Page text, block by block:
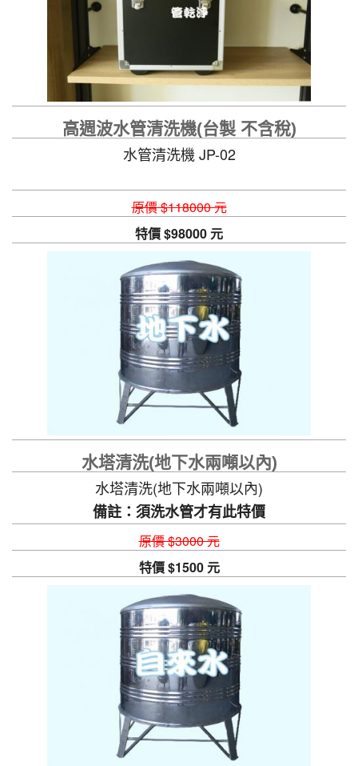
高週波水管清洗機(台製 不含稅)
水管清洗機 JP-02
原價 $118000 元
特價 $98000 元
水塔清洗(地下水兩噸以內)
水塔清洗(地下水兩噸以內)
備註：須洗水管才有此特價
原價 $3000 元
特價 $1500 元